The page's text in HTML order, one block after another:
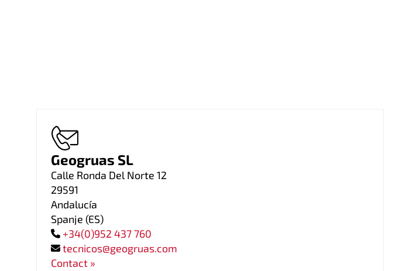
Geogruas SL
Calle Ronda Del Norte 12
29591
Andalucía
Spanje (ES)
+34(0)952 437 760
tecnicos@geogruas.com
Contact »